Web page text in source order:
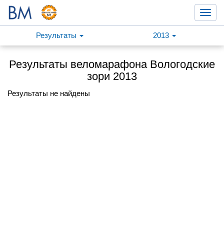
Результаты
2013
Результаты веломарафона Вологодские
зори 2013
Результаты не найдены